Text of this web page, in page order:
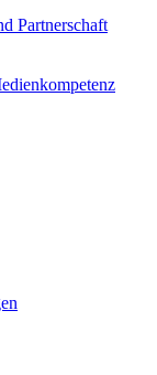
Partnerschaft